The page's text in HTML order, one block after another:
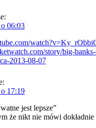
06:03
story/big-
2013-08-07
17:19
jest lepsze”
że nikt nie mówi